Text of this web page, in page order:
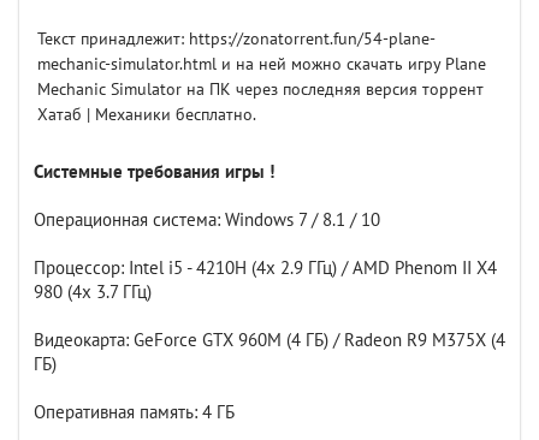
Текст принадлежит: https://zonatorrent.fun/54-plane-
mechanic-simulator.html и на ней можно скачать игру Plane
Mechanic Simulator на ПК через последняя версия торрент
Хатаб | Механики бесплатно.
Системные требования игры !
Операционная система: Windows 7 / 8.1 / 10
Процессор: Intel i5 - 4210H (4x 2.9 ГГц) / AMD Phenom II X4
980 (4x 3.7 ГГц)
Видеокарта: GeForce GTX 960M (4 ГБ) / Radeon R9 M375X (4
ГБ)
Оперативная память: 4 ГБ